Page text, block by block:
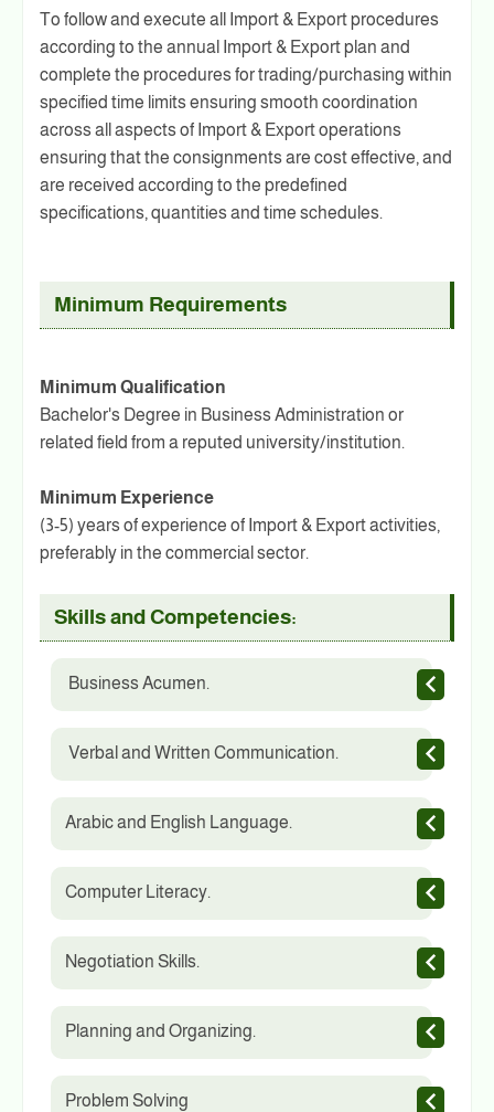
To follow and execute all Import & Export procedures
according to the annual Import & Export plan and
complete the procedures for trading/purchasing within
specified time limits ensuring smooth coordination
across all aspects of Import & Export operations
ensuring that the consignments are cost effective, and
are received according to the predefined
specifications, quantities and time schedules.
Minimum Requirements
Minimum Qualification
Bachelor's Degree in Business Administration or
related field from a reputed university/institution.
Minimum Experience
(3-5) years of experience of Import & Export activities,
preferably in the commercial sector.
Skills and Competencies:
Business Acumen.
Verbal and Written Communication.
Arabic and English Language.
Computer Literacy.
Negotiation Skills.
Planning and Organizing.
Problem Solving